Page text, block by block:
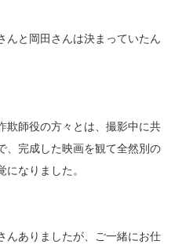
んと岡田さんは決まっていたん
欺師役の方々とは、撮影中に共
、完成した映画を観て全然別の
なりました。
んありましたが、ご一緒にお仕